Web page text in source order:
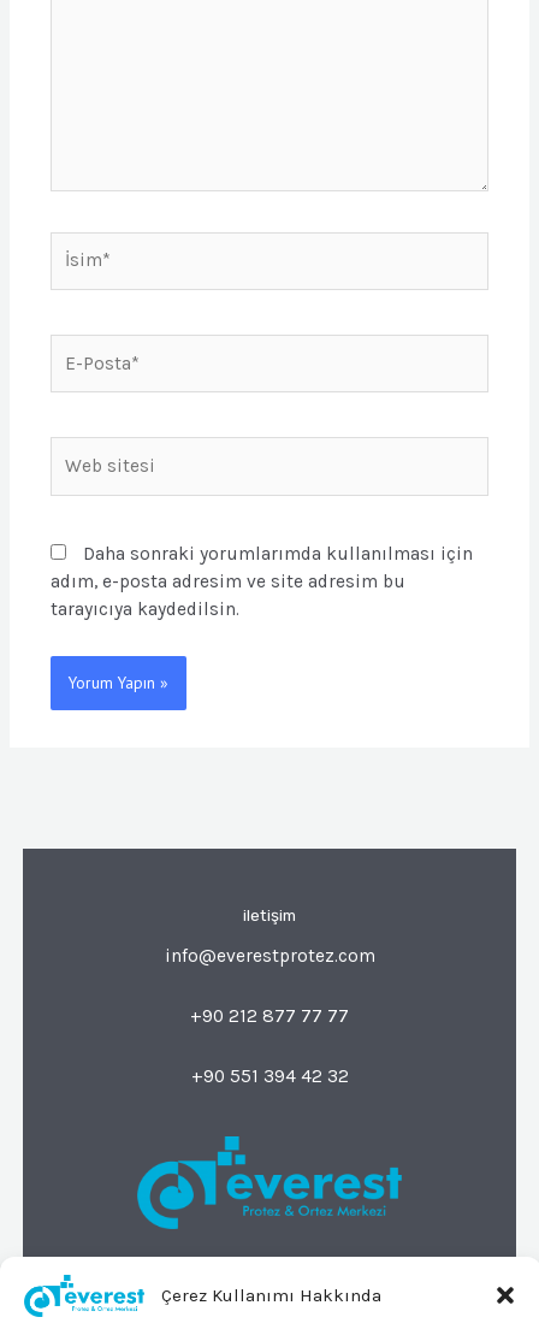
Çerez Kullanımı Hakkında
Posta*
sitesi
Daha sonraki yorumlarımda kullanılması için
adım, e-posta adresim ve site adresim bu
tarayıcıya kaydedilsin.
iletişim
info@everestprotez.com
+90 212 877 77 77
+90 551 394 42 32